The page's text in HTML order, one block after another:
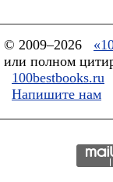
© 2009–2026
или полном
100bestbooks.ru
Напишите нам